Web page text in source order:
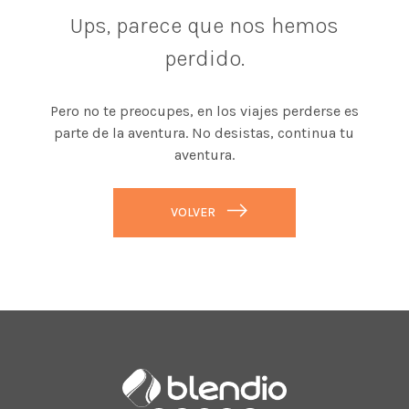
Ups, parece que nos hemos
perdido.
Pero no te preocupes, en los viajes perderse es
parte de la aventura. No desistas, continua tu
aventura.
VOLVER